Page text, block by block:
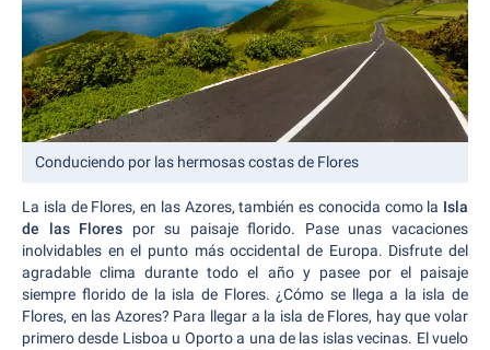
Conduciendo por las hermosas costas de Flores
La isla de Flores, en las Azores, también es conocida como la Isla
de las Flores por su paisaje florido. Pase unas vacaciones
inolvidables en el punto más occidental de Europa. Disfrute del
agradable clima durante todo el año y pasee por el paisaje
siempre florido de la isla de Flores. ¿Cómo se llega a la isla de
Flores, en las Azores? Para llegar a la isla de Flores, hay que volar
primero desde Lisboa u Oporto a una de las islas vecinas. El vuelo